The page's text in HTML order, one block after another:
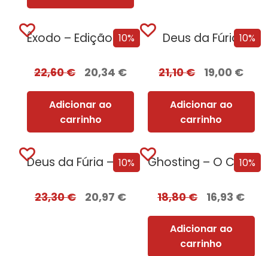
10%
Êxodo – Edição com EDGES
22,60€ 20,34 €
Adicionar ao
carrinho
10%
Deus da Fúria
21,10€ 19,00 €
Adicionar ao
carrinho
10%
Deus da Fúria – Edição com EDGES
23,30€ 20,97 €
10%
Ghosting – O Caminho para o Sexo
18,80€ 16,93 €
Adicionar ao
carrinho